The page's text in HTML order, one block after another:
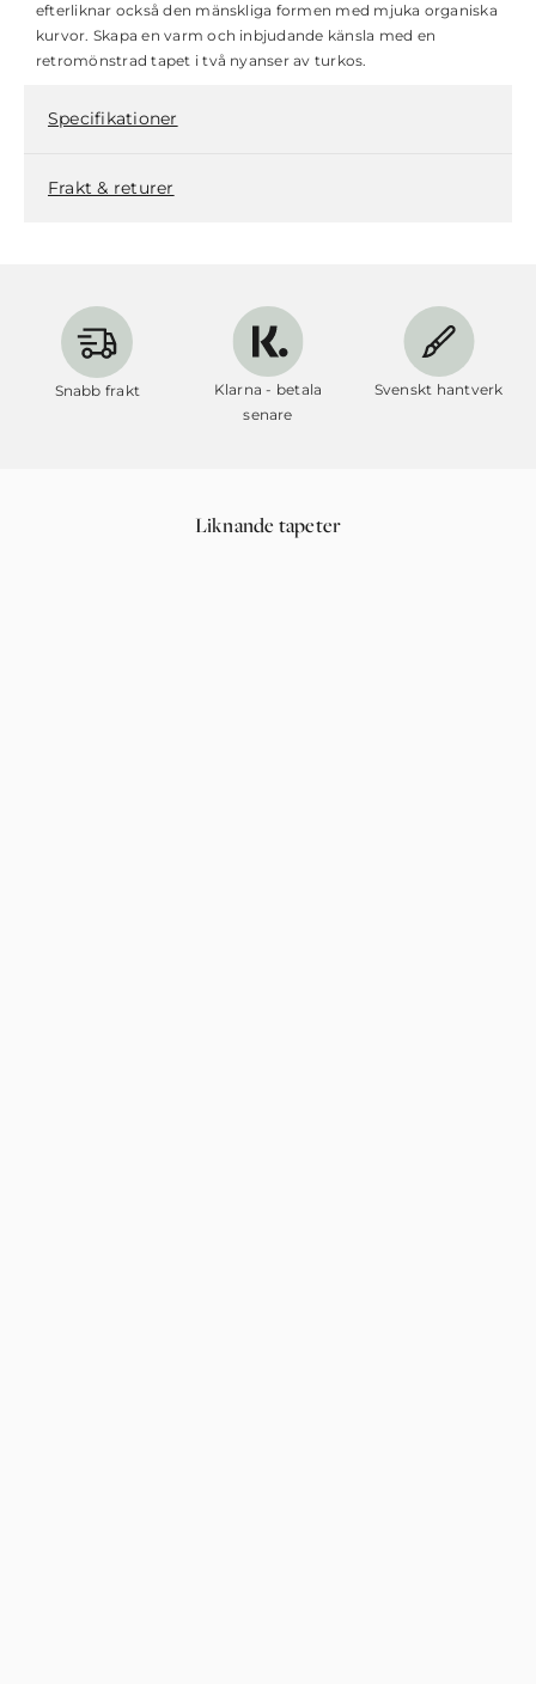
efterliknar också den mänskliga formen med mjuka organiska
kurvor. Skapa en varm och inbjudande känsla med en
retromönstrad tapet i två nyanser av turkos.
Specifikationer
Frakt & returer
Snabb frakt
Klarna - betala
senare
Svenskt hantverk
Liknande tapeter